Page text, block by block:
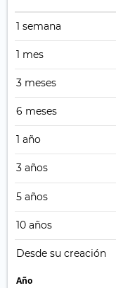
1 semana
1 mes
3 meses
6 meses
1 año
3 años
5 años
10 años
Desde su creación
Año